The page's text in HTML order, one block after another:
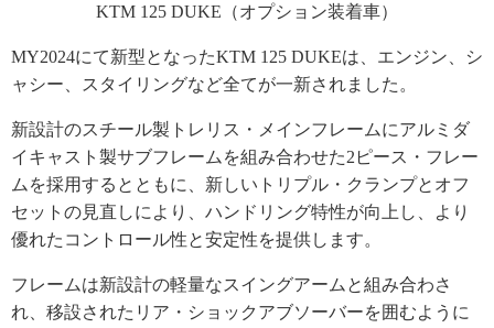
KTM 125 DUKE（オプション装着車）
MY2024にて新型となったKTM 125 DUKEは、エンジン、シ
ャシー、スタイリングなど全てが一新されました。
新設計のスチール製トレリス・メインフレームにアルミダ
イキャスト製サブフレームを組み合わせた2ピース・フレー
ムを採用するとともに、新しいトリプル・クランプとオフ
セットの見直しにより、ハンドリング特性が向上し、より
優れたコントロール性と安定性を提供します。
フレームは新設計の軽量なスイングアームと組み合わさ
れ、移設されたリア・ショックアブソーバーを囲むように